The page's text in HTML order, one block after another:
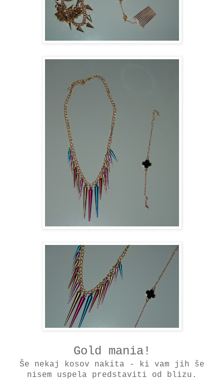
Gold mania!
Še nekaj kosov nakita - ki vam jih še
nisem uspela predstaviti od blizu.